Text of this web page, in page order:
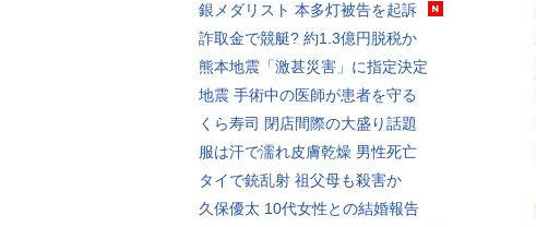
銀メダリスト 本多灯被告を起訴
詐取金で競艇? 約1.3億円脱税か
熊本地震「激甚災害」に指定決定
地震 手術中の医師が患者を守る
くら寿司 閉店間際の大盛り話題
服は汗で濡れ皮膚乾燥 男性死亡
タイで銃乱射 祖父母も殺害か
久保優太 10代女性との結婚報告